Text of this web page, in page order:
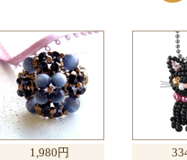
1,980円